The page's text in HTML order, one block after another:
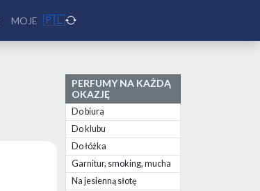
MOJE 🇵🇱
PERFUMY NA KAŻDĄ
OKAZJĘ
Do biura
Do klubu
Do łóżka
Garnitur, smoking, mucha
Na jesienną słotę